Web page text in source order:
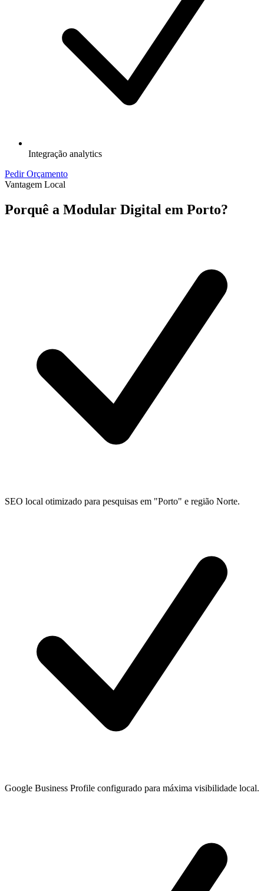
Integração analytics
Pedir Orçamento
Vantagem Local
Porquê a Modular Digital em Porto?
SEO local otimizado para pesquisas em "Porto" e região Norte.
Google Business Profile configurado para máxima visibilidade local.